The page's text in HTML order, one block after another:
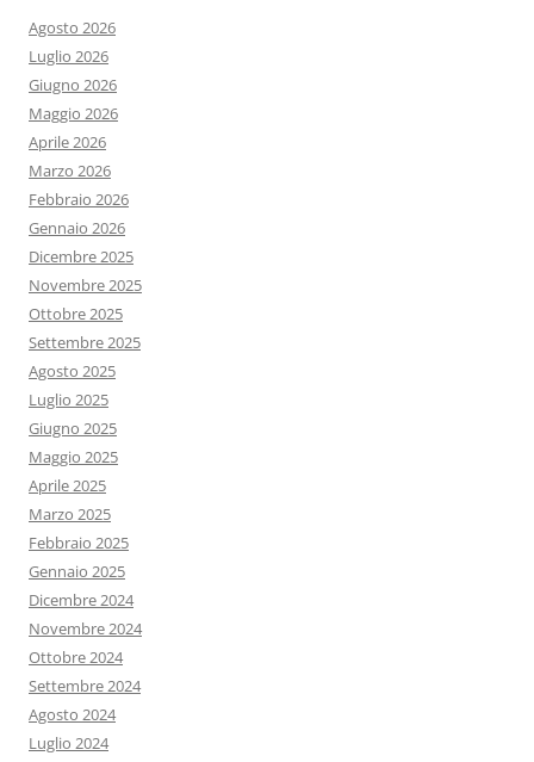
Agosto 2026
Luglio 2026
Giugno 2026
Maggio 2026
Aprile 2026
Marzo 2026
Febbraio 2026
Gennaio 2026
Dicembre 2025
Novembre 2025
Ottobre 2025
Settembre 2025
Agosto 2025
Luglio 2025
Giugno 2025
Maggio 2025
Aprile 2025
Marzo 2025
Febbraio 2025
Gennaio 2025
Dicembre 2024
Novembre 2024
Ottobre 2024
Settembre 2024
Agosto 2024
Luglio 2024